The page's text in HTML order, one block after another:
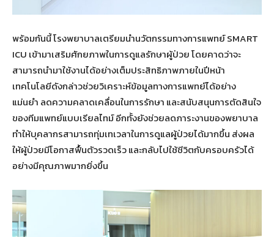
พร้อมกันนี้ โรงพยาบาลเตรียมนำนวัตกรรมทางการแพทย์ SMART
ICU เข้ามาเสริมศักยภาพในการดูแลรักษาผู้ป่วย โดยคาดว่าจะ
สามารถนำมาใช้งานได้อย่างเต็มประสิทธิภาพภายในปีหน้า
เทคโนโลยีดังกล่าวช่วยวิเคราะห์ข้อมูลทางการแพทย์ได้อย่าง
แม่นยำ ลดความคลาดเคลื่อนในการรักษา และสนับสนุนการตัดสินใจ
ของทีมแพทย์แบบเรียลไทม์ อีกทั้งยังช่วยลดภาระงานของพยาบาล
ทำให้บุคลากรสามารถทุ่มเทเวลาในการดูแลผู้ป่วยได้มากขึ้น ส่งผล
ให้ผู้ป่วยมีโอกาสฟื้นตัวรวดเร็ว และกลับไปใช้ชีวิตกับครอบครัวได้
อย่างมีคุณภาพมากยิ่งขึ้น